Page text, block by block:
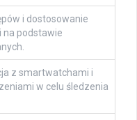
i dostosowanie
na podstawie
z smartwatchami i
w celu śledzenia